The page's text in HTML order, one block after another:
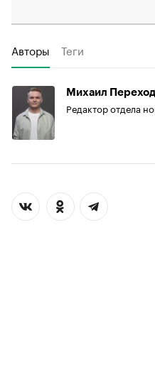
Авторы Теги
Михаил
Редактор отдела